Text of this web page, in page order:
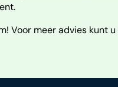
Voor meer advies kunt